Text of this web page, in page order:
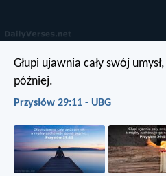
Głupi ujawnia cały swój umysł,
później.
Przysłów 29:11 - UBG